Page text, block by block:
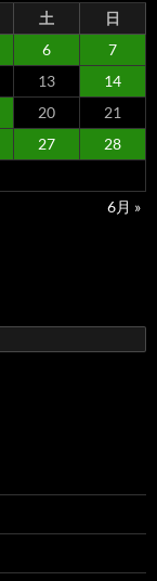
土
日
6
7
13
14
20
21
27
28
6月 »